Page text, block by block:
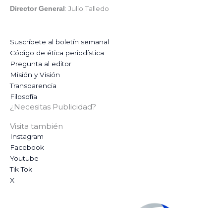
Director General : Julio Talledo
Suscríbete al boletín semanal
Código de ética periodística
Pregunta al editor
Misión y Visión
Transparencia
Filosofía
¿Necesitas Publicidad?
Visita también
Instagram
Facebook
Youtube
Tik Tok
X